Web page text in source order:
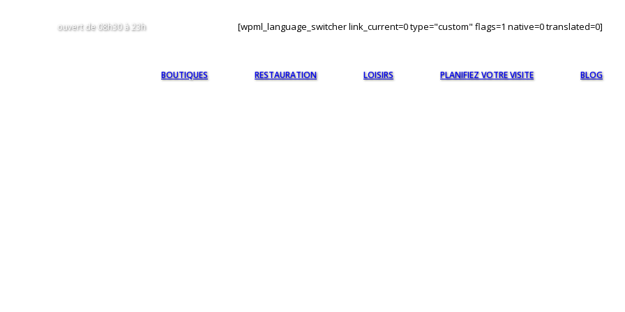
ouvert de 08h30 à 23h [wpml_language_switcher link_current=0 type="custom" flags=1 native=0 translated=0]
BOUTIQUES RESTAURATION LOISIRS PLANIFIEZ VOTRE VISITE BLOG